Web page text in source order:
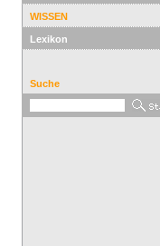
WISSEN
Lexikon
Suche